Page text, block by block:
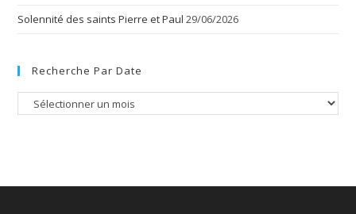
Solennité des saints Pierre et Paul 29/06/2026
Recherche Par Date
Recherche